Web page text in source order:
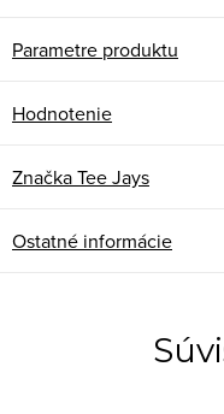
Parametre produktu
Hodnotenie
ZnačkaTee Jays
Ostatné informácie